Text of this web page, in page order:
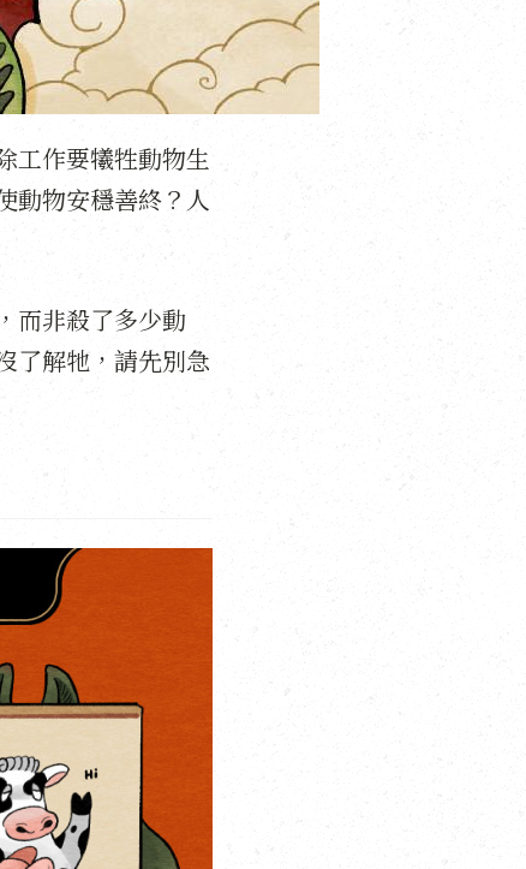
工作要犧牲動物生
動物安穩善終？人
而非殺了多少動
了解牠，請先別急